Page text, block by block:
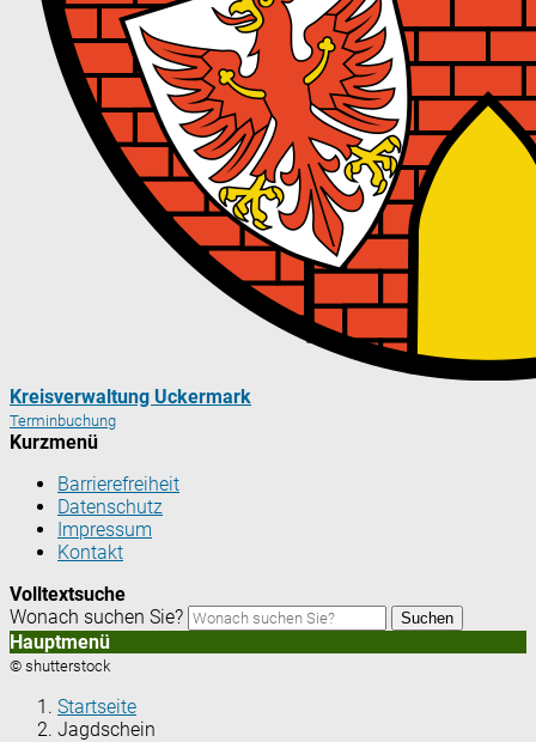
Kreisverwaltung Uckermark
Terminbuchung
Kurzmenü
Barrierefreiheit
Datenschutz
Impressum
Kontakt
Volltextsuche
Wonach suchen Sie?
Suchen
Hauptmenü
© shutterstock
Startseite
Jagdschein